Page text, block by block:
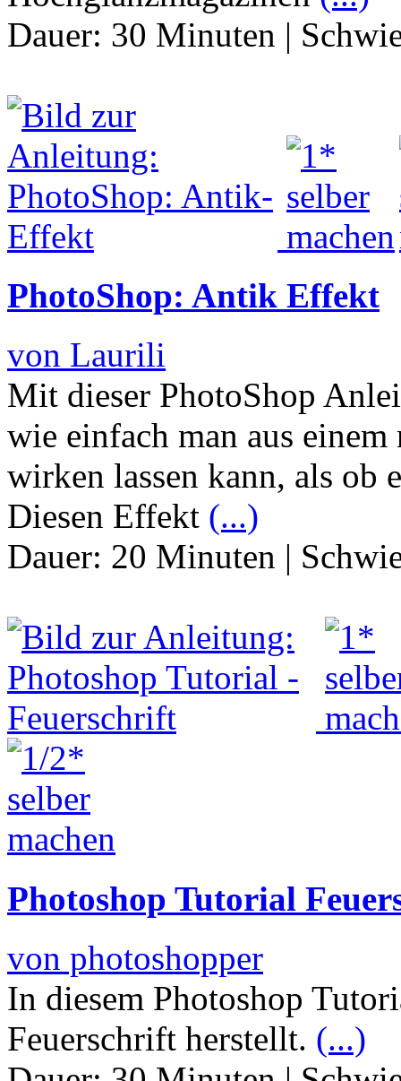
Dauer: 30 Minuten |
PhotoShop: Antik Effekt
von Laurili
Mit dieser PhotoShop
wie einfach man aus
wirken lassen kann, als ob
Diesen Effekt (...)
Dauer: 20 Minuten |
Photoshop Tutorial
von photoshopper
In diesem Photoshop
Feuerschrift herstellt. (...)